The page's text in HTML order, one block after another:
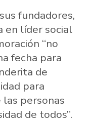
fundadores,
en líder social
“no
fecha para
de
para
personas
de todos”.